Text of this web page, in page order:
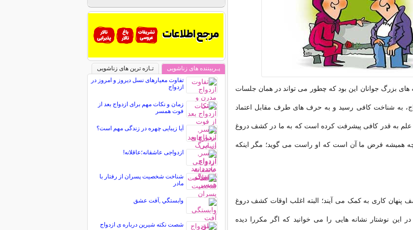
های بزرگ جوانان این بود که چطور می تواند در همان جلسات
به شناخت کافی رسید و به حرف های طرف مقابل اعتماد
علم به قدر کافی پیشرفت کرده است که به ما در کشف دروغ
همیشه فرض ما آن است که او راست می گوید؛ مگر اینکه
پنهان کاری به کمک می آیند؛ البته اغلب اوقات کشف دروغ
این نوشتار نشانه هایی را می خوانید که اگر مکررا دیده
پـربیننده های زناشویی
تـازه ترین های زناشویی
تفاوت معیارهای نسل دیروز و امروز در
ازدواج
زمان و نکات مهم برای ازدواج بعد از
فوت همسر
آیا زیبایی چهره در زندگی مهم است؟
ازدواجی عاشقانه؛عاقلانه!
شناخت شخصیت پسران از رفتار با
مادر
وابستگي ,آفت عشق
شصت نكته شیرین درباره ی ازدواج